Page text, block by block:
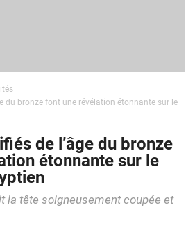
du bronze font une révélation étonnante sur le
de l’âge du bronze
étonnante sur le
la tête soigneusement coupée et